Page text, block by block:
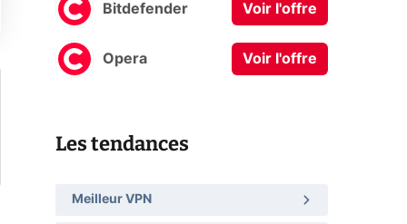
Bitdefender Voir l'offre
Opera Voir l'offre
Les tendances
Meilleur VPN